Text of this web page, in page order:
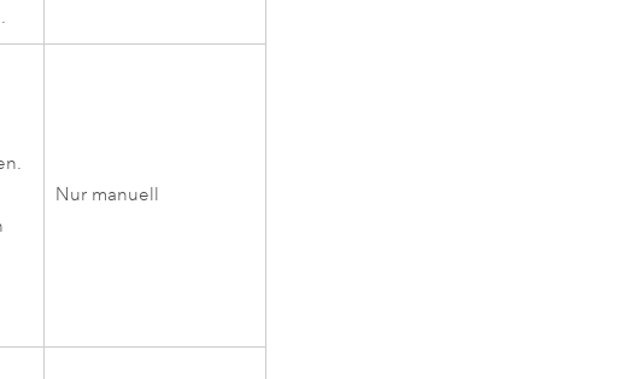
Nur manuell